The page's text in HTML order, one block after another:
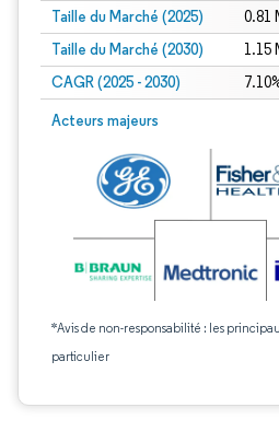
Taille du Marché (2025) 0.81
Taille du Marché (2030) 1.15
CAGR (2025 - 2030)
Acteurs majeurs
*Avis de non-responsabilité : les
particulier